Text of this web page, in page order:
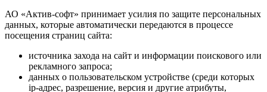
АО «Актив-софт» принимает усилия по защите персональных
данных, которые автоматически передаются в процессе
посещения страниц сайта:
источника захода на сайт и информации поискового или
рекламного запроса;
данных о пользовательском устройстве (среди которых
ip-адрес, разрешение, версия и другие атрибуты,